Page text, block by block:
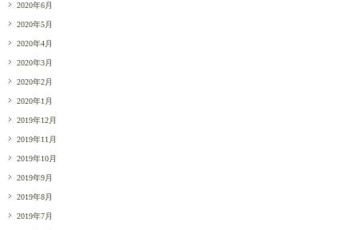
2020年6月
2020年5月
2020年4月
2020年3月
2020年2月
2020年1月
2019年12月
2019年11月
2019年10月
2019年9月
2019年8月
2019年7月